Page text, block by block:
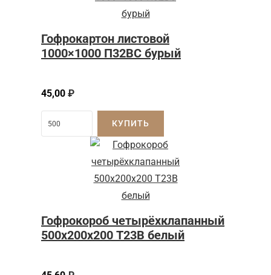
Гофрокартон листовой
1000×1000 П32BC бурый
45,00 ₽
КУПИТЬ
Гофрокороб четырёхклапанный
500х200х200 Т23В белый